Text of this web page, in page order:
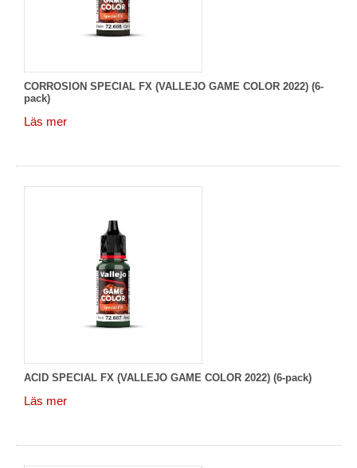
CORROSION SPECIAL FX (VALLEJO GAME COLOR 2022) (6-
pack)
Läs mer
ACID SPECIAL FX (VALLEJO GAME COLOR 2022) (6-pack)
Läs mer